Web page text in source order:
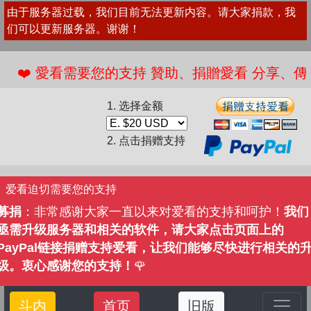
由于服务器过载，我们目前无法更新内容。请大家捐款，我
们可以更新服务器。谢谢！
看需要您的支持 贊助、捐贈愛看 分享、傳播
1. 选择金额
2. 点击捐赠支持
爱看迫切需要您的支持
捐 ：非常感谢大家一直以来对爱看的支持和呵护！ 我们
需升级服务器和相关的软件，请大家点击页面上的
链接捐赠支持爱看，让我们能够尽快进行相关的
。衷心感谢您的支持！ 🌹
斗内 首页 旧版